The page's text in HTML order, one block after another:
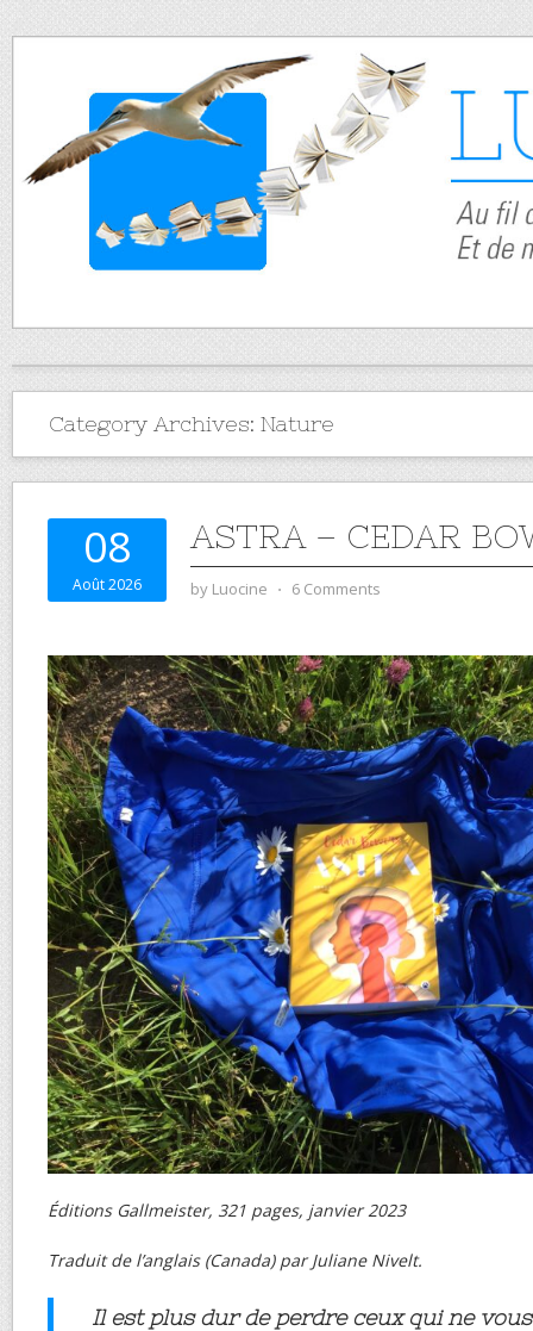
Category Archives: Nature
08
Août 2026
ASTRA – CEDAR
by Luocine ⋅ 6 Comments
Éditions Gallmeister, 321 pages, janvier 2023
Traduit de l’anglais (Canada) par Juliane Nivelt.
Il est plus dur de perdre ceux qui ne